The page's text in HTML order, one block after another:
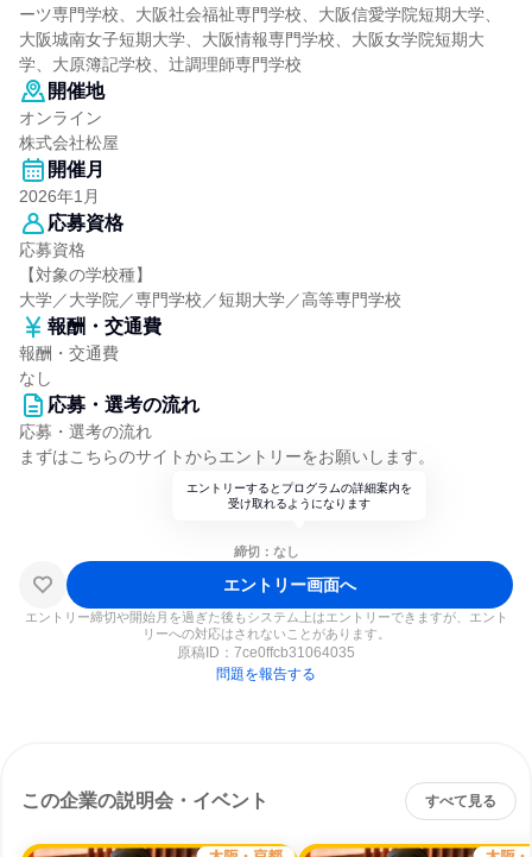
ーツ専門学校、大阪社会福祉専門学校、大阪信愛学院短期大学、
大阪城南女子短期大学、大阪情報専門学校、大阪女学院短期大
学、大原簿記学校、辻調理師専門学校
開催地
オンライン
株式会社松屋
開催月
2026年1月
応募資格
応募資格
【対象の学校種】
大学／大学院／専門学校／短期大学／高等専門学校
報酬・交通費
報酬・交通費
なし
応募・選考の流れ
応募・選考の流れ
まずはこちらのサイトからエントリーをお願いします。
エントリーするとプログラムの詳細案内を
受け取れるようになります
締切：なし
エントリー画面へ
エントリー締切や開始月を過ぎた後もシステム上はエントリーできますが、エント
リーへの対応はされないことがあります。
原稿ID： 7ce0ffcb31064035
問題を報告する
この企業の説明会・イベント すべて見る